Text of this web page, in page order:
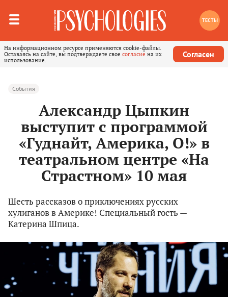
ТЕСТЫ
На информационном ресурсе применяются cookie-файлы.
Оставаясь на сайте, вы подтверждаете свое согласие на их
использование.
Согласен
События
Александр Цыпкин
выступит с программой
«Гуднайт, Америка, О!» в
театральном центре «На
Страстном» 10 мая
Шесть рассказов о приключениях русских
хулиганов в Америке! Специальный гость —
Катерина Шпица.